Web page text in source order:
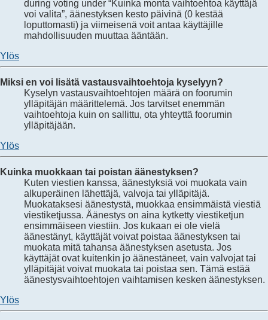
during voting under “Kuinka monta vaihtoehtoa käyttäjä
voi valita”, äänestyksen kesto päivinä (0 kestää
loputtomasti) ja viimeisenä voit antaa käyttäjille
mahdollisuuden muuttaa ääntään.
Ylös
Miksi en voi lisätä vastausvaihtoehtoja kyselyyn?
Kyselyn vastausvaihtoehtojen määrä on foorumin
ylläpitäjän määrittelemä. Jos tarvitset enemmän
vaihtoehtoja kuin on sallittu, ota yhteyttä foorumin
ylläpitäjään.
Ylös
Kuinka muokkaan tai poistan äänestyksen?
Kuten viestien kanssa, äänestyksiä voi muokata vain
alkuperäinen lähettäjä, valvoja tai ylläpitäjä.
Muokataksesi äänestystä, muokkaa ensimmäistä viestiä
viestiketjussa. Äänestys on aina kytketty viestiketjun
ensimmäiseen viestiin. Jos kukaan ei ole vielä
äänestänyt, käyttäjät voivat poistaa äänestyksen tai
muokata mitä tahansa äänestyksen asetusta. Jos
käyttäjät ovat kuitenkin jo äänestäneet, vain valvojat tai
ylläpitäjät voivat muokata tai poistaa sen. Tämä estää
äänestysvaihtoehtojen vaihtamisen kesken äänestyksen.
Ylös